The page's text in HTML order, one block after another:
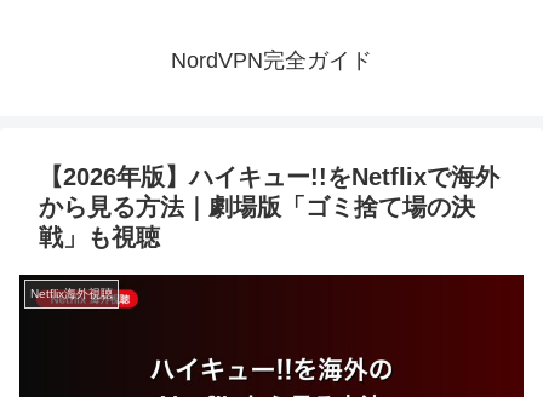
NordVPN完全ガイド
【2026年版】ハイキュー!!をNetflixで海外
から見る方法｜劇場版「ゴミ捨て場の決
戦」も視聴
Netflix海外視聴